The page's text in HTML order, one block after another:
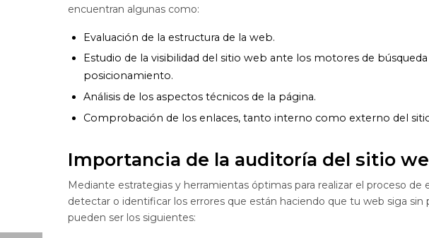
encuentran algunas como:
Evaluación de la estructura de la web.
Estudio de la visibilidad del sitio web ante los motores de
posicionamiento.
Análisis de los aspectos técnicos de la página.
Comprobación de los enlaces, tanto interno como externo del
Importancia de la auditoría del sitio
Mediante estrategias y herramientas óptimas para realizar el proceso de
detectar o identificar los errores que están haciendo que tu web siga sin
pueden ser los siguientes: